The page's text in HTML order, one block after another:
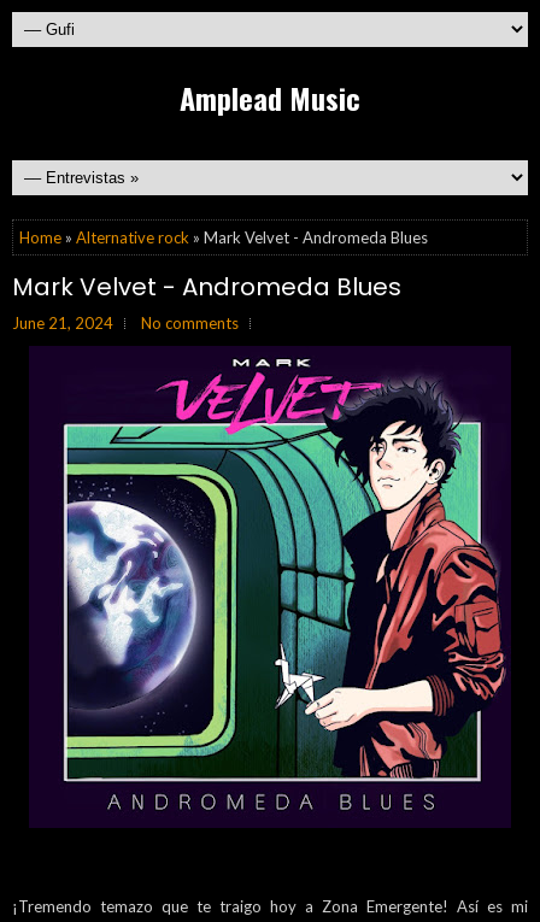
Amplead Music
Home » Alternative rock » Mark Velvet - Andromeda Blues
Mark Velvet - Andromeda Blues
June 21, 2024 No comments
¡Tremendo temazo que te traigo hoy a Zona Emergente! Así es mi